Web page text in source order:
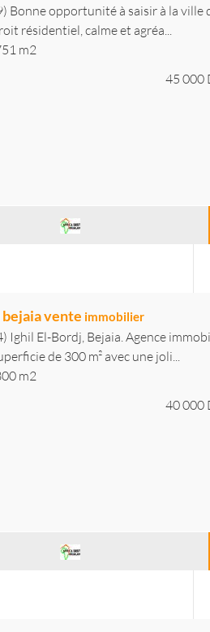
Bonne opportunité à saisir à la ville
résidentiel, calme et agréa...
m2
45 000
vente immobilier
Ighil El-Bordj, Bejaia. Agence
de 300 m² avec une joli...
m2
40 000